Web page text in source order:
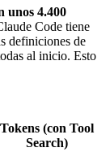
unos 4.400
Code tiene
definiciones de
al inicio. Esto
Tokens (con Tool
Search)